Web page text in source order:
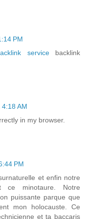
PM
servicebacklink
AM
in my browser.
PM
et enfin notre
ce minotaure. Notre
puissante parque que
mon holocauste. Ce
et ta baccaris